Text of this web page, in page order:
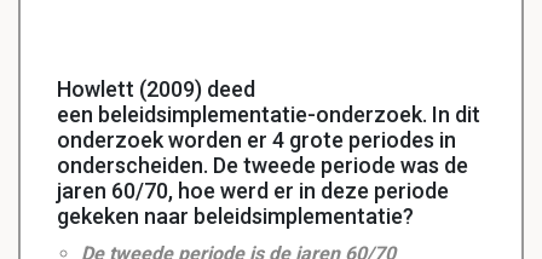
Howlett (2009) deed
een beleidsimplementatie-onderzoek. In dit
onderzoek worden er 4 grote periodes in
onderscheiden. De tweede periode was de
jaren 60/70, hoe werd er in deze periode
gekeken naar beleidsimplementatie?
De tweede periode is de jaren 60/70